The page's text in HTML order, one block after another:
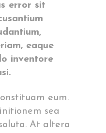
error sit
eaque
inventore
eum.
sea
At altera